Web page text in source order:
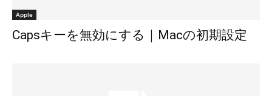
Apple
Capsキーを無効にする｜Macの初期設定